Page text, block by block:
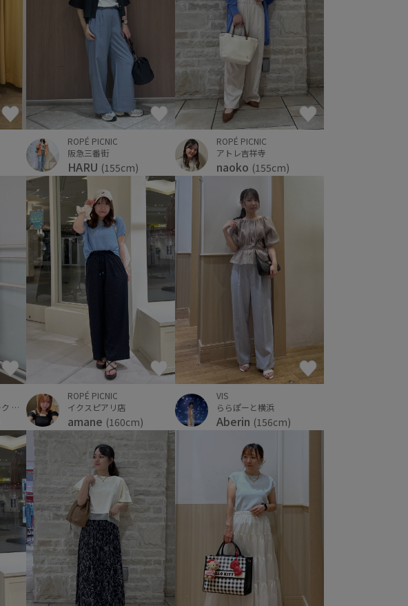
ROPÉ PICNIC
阪急三番街
HARU (155cm)
ROPÉ PICNIC
アトレ吉祥寺
naoko (155cm)
三井アウトレットパーク 入間
ROPÉ PICNIC
イクスピアリ店
amane (160cm)
VIS
ららぽーと横浜
Aberin (156cm)